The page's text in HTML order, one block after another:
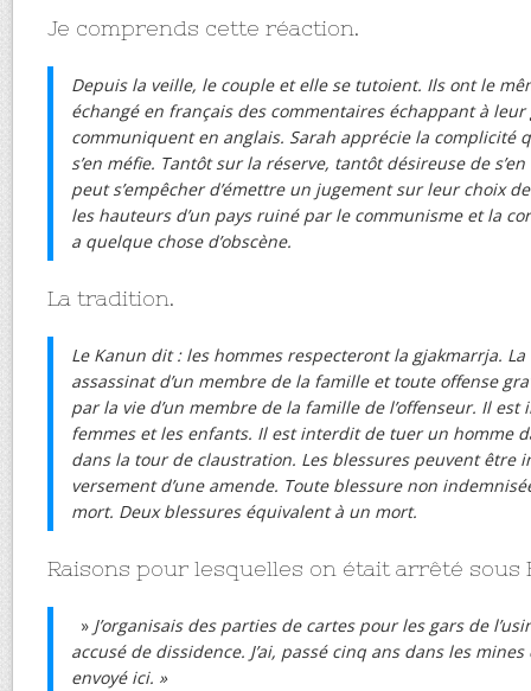
Je comprends cette réaction.
Depuis la veille, le couple et elle se tutoient. Ils ont le
échangé en français des commentaires échappant à
communiquent en anglais. Sarah apprécie la complicité
s’en méfie. Tantôt sur la réserve, tantôt désireuse de
peut s’empêcher d’émettre un jugement sur leur choix
les hauteurs d’un pays ruiné par le communisme et la
a quelque chose d’obscène.
La tradition.
Le Kanun dit : les hommes respecteront la gjakmarrja.
assassinat d’un membre de la famille et toute offense
par la vie d’un membre de la famille de l’offenseur. Il
femmes et les enfants. Il est interdit de tuer un homme
dans la tour de claustration. Les blessures peuvent être
versement d’une amende. Toute blessure non
mort. Deux blessures équivalent à un mort.
Raisons pour lesquelles on était arrêté sous
» J’organisais des parties de cartes pour les gars de
accusé de dissidence. J’ai, passé cinq ans dans les
envoyé ici. »